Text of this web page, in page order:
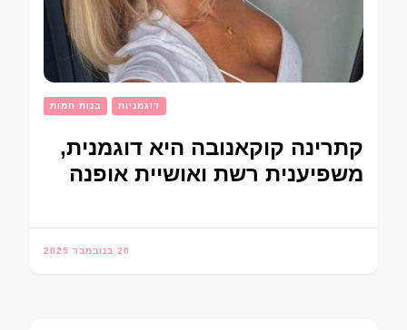
בנות חמות דוגמניות
קתרינה קוקאנובה היא דוגמנית,
משפיענית רשת ואושיית אופנה
20 בנובמבר 2025